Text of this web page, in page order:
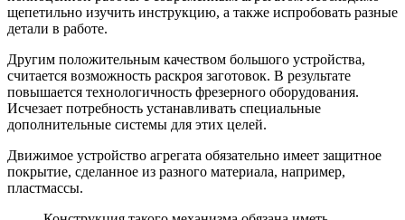
щепетильно изучить инструкцию, а также испробовать разные
детали в работе.
Другим положительным качеством большого устройства,
считается возможность раскроя заготовок. В результате
повышается технологичность фрезерного оборудования.
Исчезает потребность устанавливать специальные
дополнительные системы для этих целей.
Движимое устройство агрегата обязательно имеет защитное
покрытие, сделанное из разного материала, например,
пластмассы.